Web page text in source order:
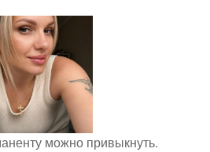
можно привыкнуть.